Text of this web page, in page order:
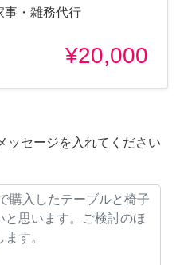
事・雑務代行
¥20,000
ッセージを入れてください